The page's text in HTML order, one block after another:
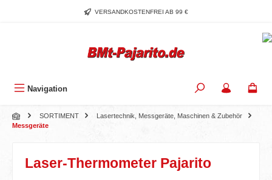
Zum Hauptinhalt springenVERSANDKOSTENFREI AB 99 €
Navigation
SORTIMENT
Lasertechnik, Messgeräte, Maschinen & Zubehör
Messgeräte
Laser-Thermometer Pajarito